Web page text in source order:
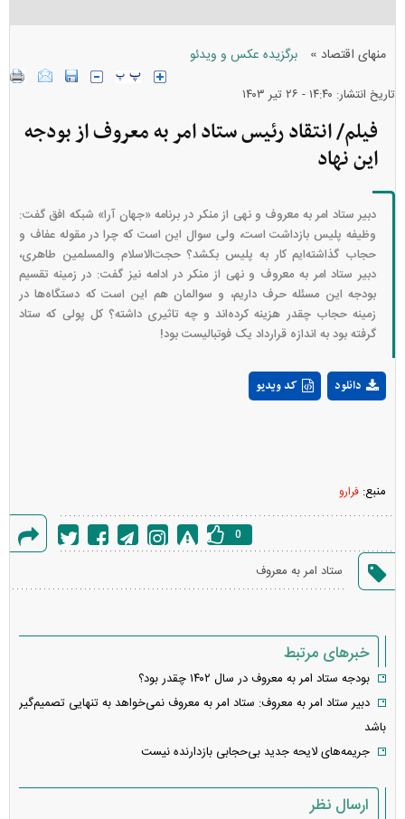
منهای اقتصاد » برگزیده عکس و ویدئو
تاریخ انتشار: ۱۴:۴۰ - ۲۶ تير ۱۴۰۳
فیلم/ انتقاد رئیس ستاد امر به معروف از بودجه
این نهاد
دبیر ستاد امر به معروف و نهی از منکر در برنامه «جهان آرا» شبکه افق گفت:
وظیفه پلیس بازداشت است، ولی سوال این است که چرا در مقوله عفاف و
حجاب گذاشته‌ایم کار به پلیس بکشد؟ حجت‌الاسلام والمسلمین طاهری،
دبیر ستاد امر به معروف و نهی از منکر در ادامه نیز گفت: در زمینه تقسیم
بودجه این مسئله حرف داریم، و سوالمان هم این است که دستگاه‌ها در
زمینه حجاب چقدر هزینه کرده‌اند و چه تاثیری داشته؟ کل پولی که ستاد
گرفته بود به اندازه قرارداد یک فوتبالیست بود!
Playکد ویدیو دانلود
منبع: فرارو
خطا
0
ستاد امر به معروف
خبرهای مرتبط
بودجه ستاد امر به معروف در سال ۱۴۰۲ چقدر بود؟
دبیر ستاد امر به معروف: ستاد امر به معروف نمی‌خواهد به تنهایی تصمیم‌گیر
باشد
جریمه‌های لایحه جدید بی‌حجابی بازدارنده نیست
ارسال نظر